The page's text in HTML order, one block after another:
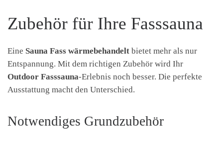
Zubehör für Ihre Fasssauna
Eine Sauna Fass wärmebehandelt bietet mehr als nur
Entspannung. Mit dem richtigen Zubehör wird Ihr
Outdoor Fasssauna-Erlebnis noch besser. Die perfekte
Ausstattung macht den Unterschied.
Notwendiges Grundzubehör